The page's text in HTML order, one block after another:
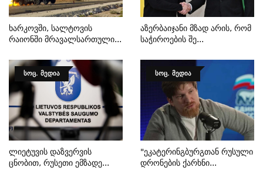
Ხარკოვში, Სალტოვის
Რაიონში Მრავალსართული...
Აზერბაიჯანი Მზად Არის, Რომ
Საჭიროების Შე...
ᲡᲝᲪ. ᲛᲔᲓᲘᲐ
Ლიეტუვის Დაზვერვის
Ცნობით, Რუსეთი Ემზადე...
ᲡᲝᲪ. ᲛᲔᲓᲘᲐ
"ეკატერინგბურგთან Რუსული
Დრონების Ქარხნი...